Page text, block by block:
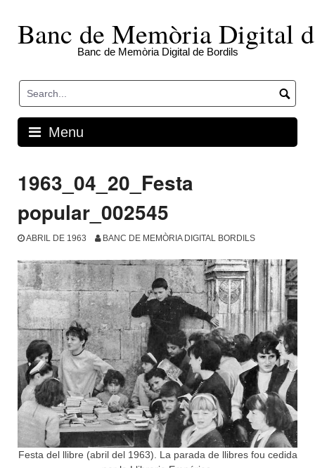
contentBanc de Memòria Digital
Banc de Memòria Digital de Bordils
Menu
1963_04_20_Festa
popular_002545
ABRIL DE 1963 BANC DE MEMÒRIA DIGITAL BORDILS
Festa del llibre (abril del 1963). La parada de llibres fou cedida